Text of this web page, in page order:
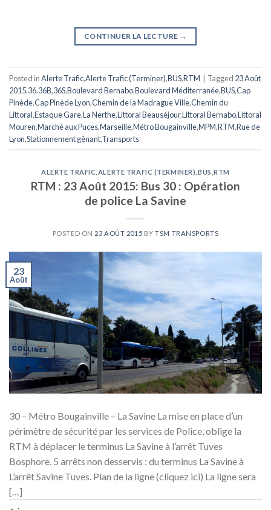
CONTINUER LA LECTURE →
Posted inAlerte Trafic,Alerte Trafic (Terminer),BUS,RTM Tagged 23 Août
2015,36,36B,36S,Boulevard Bernabo,Boulevard Méditerranée,BUS,Cap
Pinède,Cap Pinède Lyon,Chemin de la Madrague Ville,Chemin du
Littoral,Estaque Gare,La Nerthe,Littoral Beauséjour,Littoral Bernabo,Littoral
Mouren,Marché aux Puces,Marseille,Métro Bougainville,MPM,RTM,Rue de
Lyon,Stationnement gênant,Transports
ALERTE TRAFIC ALERTE TRAFIC (TERMINER) BUS ,RTM
RTM : 23 Août 2015: Bus 30 : Opération
de police La Savine
POSTED ON 23 AOÛT 2015 BYTSM TRANSPORTS
23
Août
30 – Métro Bougainville – La Savine La mise en place d’un
périmètre de sécurité par les services de Police, oblige la
RTM à déplacer le terminus La Savine à l’arrêt Tuves
Bosphore. 5 arrêts non desservis : du terminus La Savine à
L’arrêt Savine Tuves. Plan de la ligne (cliquez ici) La ligne sera
[…]